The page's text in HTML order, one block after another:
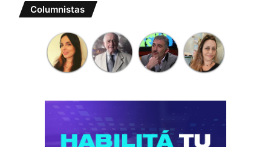
Columnistas